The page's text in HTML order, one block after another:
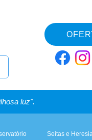
luz".
Seitas e